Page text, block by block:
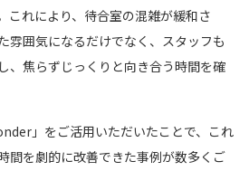
これにより、待合室の混雑が緩和さ
雰囲気になるだけでなく、スタッフも
、焦らずじっくりと向き合う時間を確
」をご活用いただいたことで、これ
間を劇的に改善できた事例が数多くご